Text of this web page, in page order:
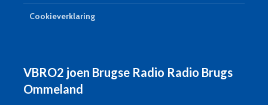
Cookieverklaring
VBRO2 joen Brugse Radio Radio Brugs
Ommeland